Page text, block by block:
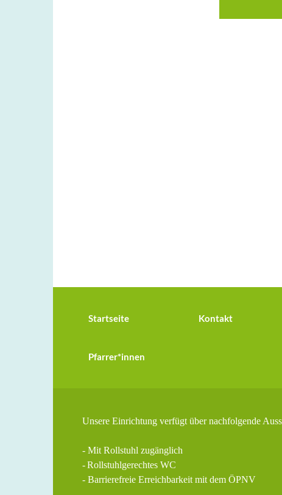
Startseite Kontakt
Pfarrer*innen
Unsere Einrichtung verfügt über nachfolgende
- Mit Rollstuhl zugänglich
-Rollstuhlgerechtes WC
- Barrierefreie Erreichbarkeit mit dem ÖPNV